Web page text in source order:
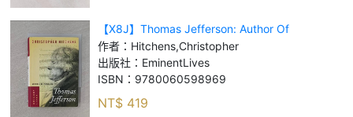
【X8J】Thomas Jefferson: Author Of
America_Hitchens, Christopher
作者： Hitchens,Christopher
出版社： EminentLives
ISBN： 9780060598969
NT$ 419